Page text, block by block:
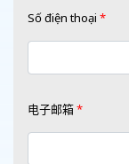
Số điện thoại *
电子邮箱*